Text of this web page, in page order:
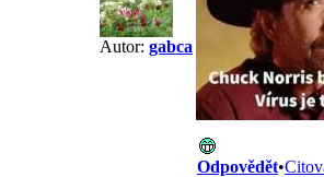
Autor: gabca
Odpovědět•